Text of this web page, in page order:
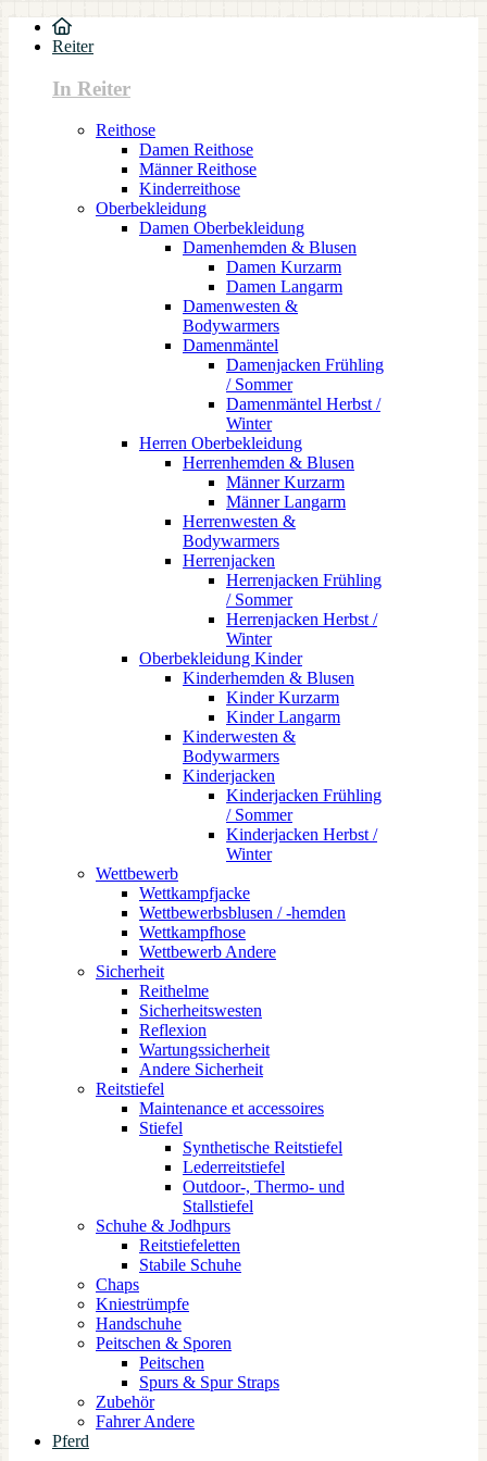
Reiter
In Reiter
Reithose
Damen Reithose
Männer Reithose
Kinderreithose
Oberbekleidung
Damen Oberbekleidung
Damenhemden & Blusen
Damen Kurzarm
Damen Langarm
Damenwesten &
Bodywarmers
Damenmäntel
Damenjacken Frühling
/ Sommer
Damenmäntel Herbst /
Winter
Herren Oberbekleidung
Herrenhemden & Blusen
Männer Kurzarm
Männer Langarm
Herrenwesten &
Bodywarmers
Herrenjacken
Herrenjacken Frühling
/ Sommer
Herrenjacken Herbst /
Winter
Oberbekleidung Kinder
Kinderhemden & Blusen
Kinder Kurzarm
Kinder Langarm
Kinderwesten &
Bodywarmers
Kinderjacken
Kinderjacken Frühling
/ Sommer
Kinderjacken Herbst /
Winter
Wettbewerb
Wettkampfjacke
Wettbewerbsblusen / -hemden
Wettkampfhose
Wettbewerb Andere
Sicherheit
Reithelme
Sicherheitswesten
Reflexion
Wartungssicherheit
Andere Sicherheit
Reitstiefel
Maintenance et accessoires
Stiefel
Synthetische Reitstiefel
Lederreitstiefel
Outdoor-, Thermo- und
Stallstiefel
Schuhe & Jodhpurs
Reitstiefeletten
Stabile Schuhe
Chaps
Kniestrümpfe
Handschuhe
Peitschen & Sporen
Peitschen
Spurs & Spur Straps
Zubehör
Fahrer Andere
Pferd